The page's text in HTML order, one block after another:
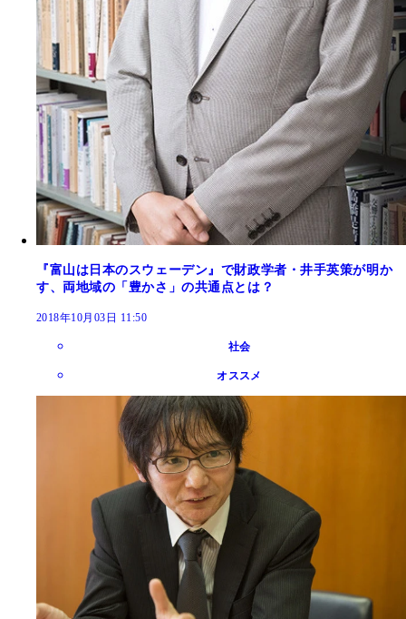
『富山は日本のスウェーデン』で財政学者・井手英策が明か
す、両地域の「豊かさ」の共通点とは？
2018年10月03日 11:50
社会
オススメ